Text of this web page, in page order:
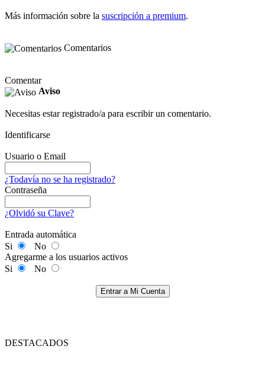
Más información sobre la suscripción a premium.
Comentarios
Comentar
Aviso
Necesitas estar registrado/a para escribir un comentario.
Identificarse
Usuario o Email
¿Todavía no se ha registrado?
Contraseña
¿Olvidó su Clave?
Entrada automática
Si
No
Agregarme a los usuarios activos
Si
No
Entrar a Mi Cuenta
DESTACADOS